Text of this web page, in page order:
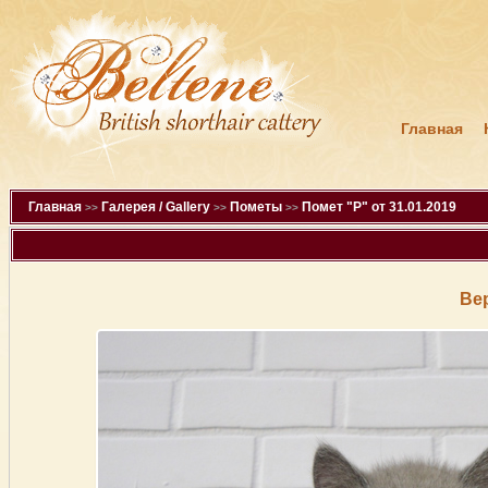
Главная
Главная >> Галерея / Gallery >> Пометы >> Помет "P" от 31.01.2019